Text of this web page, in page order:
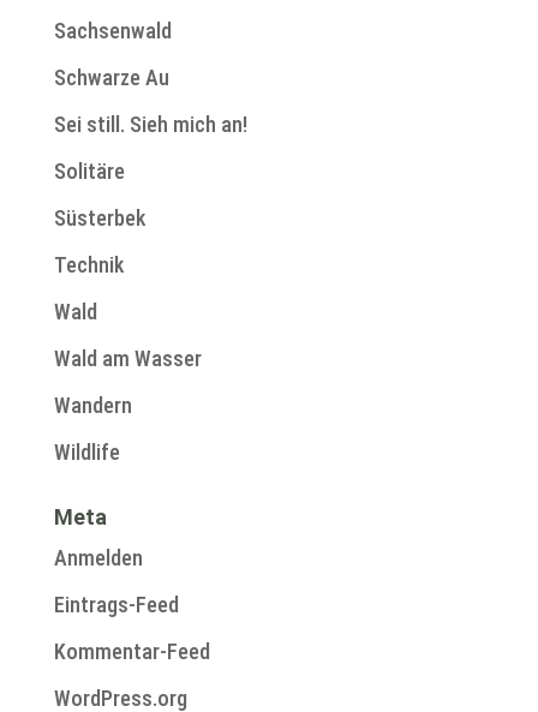
Sachsenwald
Schwarze Au
Sei still. Sieh mich an!
Solitäre
Süsterbek
Technik
Wald
Wald am Wasser
Wandern
Wildlife
Meta
Anmelden
Eintrags-Feed
Kommentar-Feed
WordPress.org